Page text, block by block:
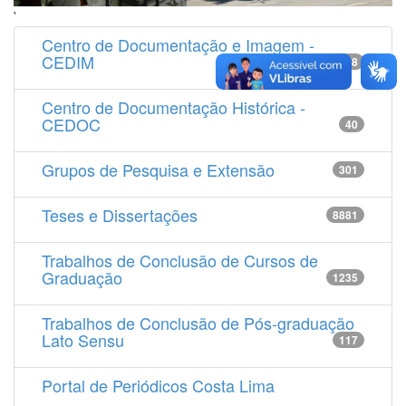
'
Centro de Documentação e Imagem -
CEDIM 14538
Centro de Documentação Histórica -
CEDOC 40
Grupos de Pesquisa e Extensão 301
Teses e Dissertações 8881
Trabalhos de Conclusão de Cursos de
Graduação 1235
Trabalhos de Conclusão de Pós-graduação
Lato Sensu 117
Portal de Periódicos Costa Lima